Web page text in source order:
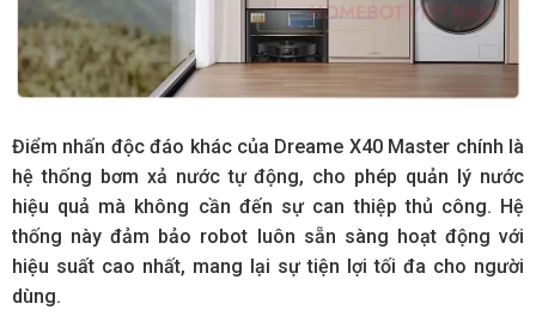
Điểm nhấn độc đáo khác của Dreame X40 Master chính là
hệ thống bơm xả nước tự động, cho phép quản lý nước
hiệu quả mà không cần đến sự can thiệp thủ công. Hệ
thống này đảm bảo robot luôn sẵn sàng hoạt động với
hiệu suất cao nhất, mang lại sự tiện lợi tối đa cho người
dùng.